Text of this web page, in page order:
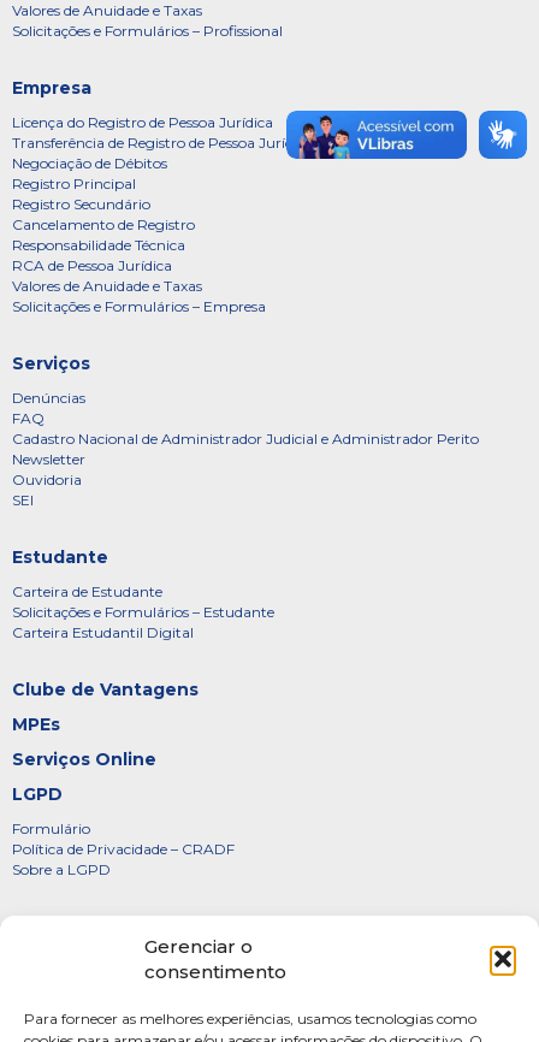
Gerenciar o
consentimento
Para fornecer as melhores experiências, usamos tecnologias como
Valores de Anuidade e Taxas
Solicitações e Formulários – Profissional
Empresa
Licença do Registro de Pessoa Jurídica
Transferência de Registro de Pessoa Jurídica
Negociação de Débitos
Registro Principal
Registro Secundário
Cancelamento de Registro
Responsabilidade Técnica
RCA de Pessoa Jurídica
Valores de Anuidade e Taxas
Solicitações e Formulários – Empresa
Serviços
Denúncias
FAQ
Cadastro Nacional de Administrador Judicial e Administrador Perito
Newsletter
Ouvidoria
SEI
Estudante
Carteira de Estudante
Solicitações e Formulários – Estudante
Carteira Estudantil Digital
Clube de Vantagens
MPEs
Serviços Online
LGPD
Formulário
Política de Privacidade – CRADF
Sobre a LGPD
Diretoria